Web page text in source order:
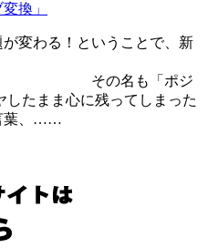
換」
変わる！ということで、新
も「ポジ
したまま心に残ってしまった
葉、……